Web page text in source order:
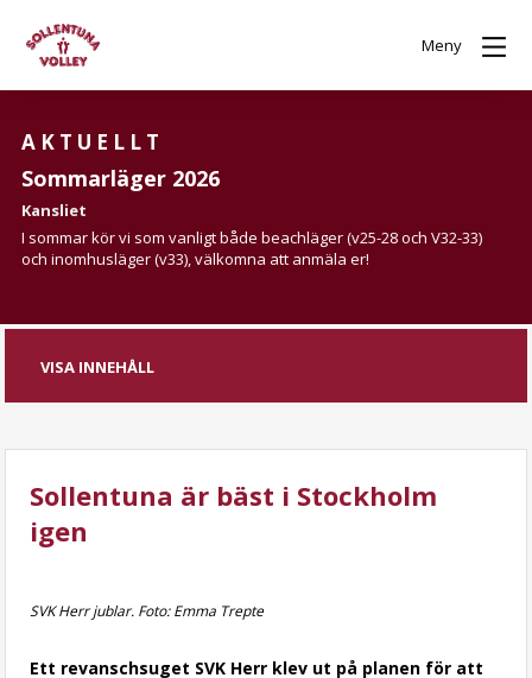
Meny
AKTUELLT
Sommarläger 2026
Kansliet
I sommar kör vi som vanligt både beachläger (v25-28 och V32-33)
och inomhusläger (v33), välkomna att anmäla er!
VISA INNEHÅLL
Sollentuna är bäst i Stockholm
igen
SVK Herr jublar. Foto: Emma Trepte
Ett revanschsuget SVK Herr klev ut på planen för att